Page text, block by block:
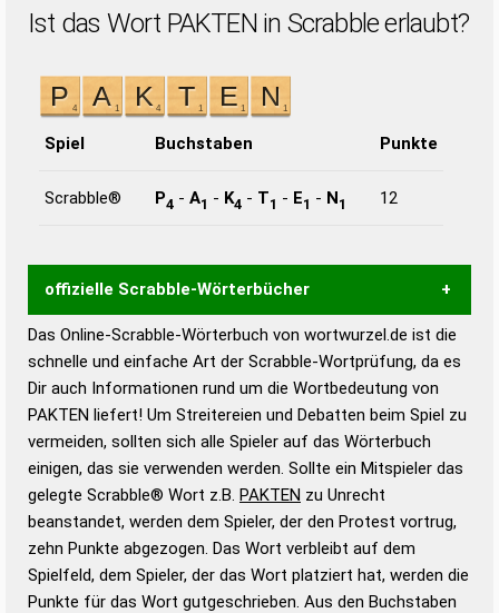
Ist das Wort PAKTEN in Scrabble erlaubt?
Spiel Buchstaben Punkte
Scrabble® P4 - A1 - K4 - T1 - E1 - N1 12
offizielle Scrabble-Wörterbücher
Wortwurzel liefert mit Hilfe eines semantischen
Wortanalyse-Algorithmus gute Anhaltspunkte zu
Wortbedeutung, Worttrennung und Wortform, um die
Gültigkeit eines Wortes für das Scrabble-Spiel zu
bestimmen!
zugelassene Turnier Scrabble-
Wörterbücher sind:
Duden – Standardwerk in 12 Bänden
Duden – Richtiges und gutes
Deutsch
Das Online-Scrabble-Wörterbuch von wortwurzel.de ist die
schnelle und einfache Art der Scrabble-Wortprüfung, da es
Dir auch Informationen rund um die Wortbedeutung von
PAKTEN liefert! Um Streitereien und Debatten beim Spiel zu
vermeiden, sollten sich alle Spieler auf das Wörterbuch
einigen, das sie verwenden werden. Sollte ein Mitspieler das
gelegte Scrabble® Wort z.B. PAKTEN zu Unrecht
beanstandet, werden dem Spieler, der den Protest vortrug,
zehn Punkte abgezogen. Das Wort verbleibt auf dem
Spielfeld, dem Spieler, der das Wort platziert hat, werden die
Punkte für das Wort gutgeschrieben. Aus den Buchstaben